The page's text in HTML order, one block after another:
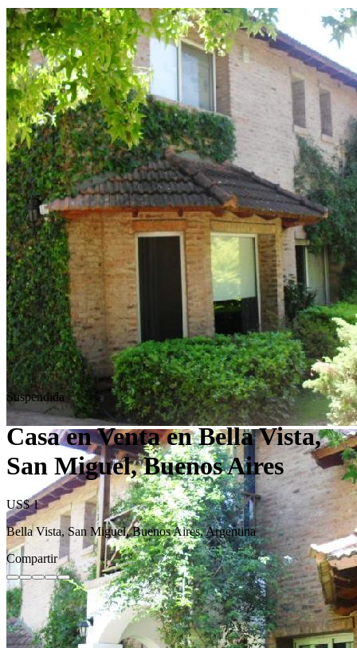
Suspendida
Casa en Venta en Bella Vista,
San Miguel, Buenos Aires
US$ 1
Bella Vista, San Miguel, Buenos Aires, Argentina
Compartir